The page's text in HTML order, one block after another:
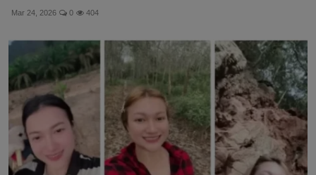
Mar 24, 2026 0 404